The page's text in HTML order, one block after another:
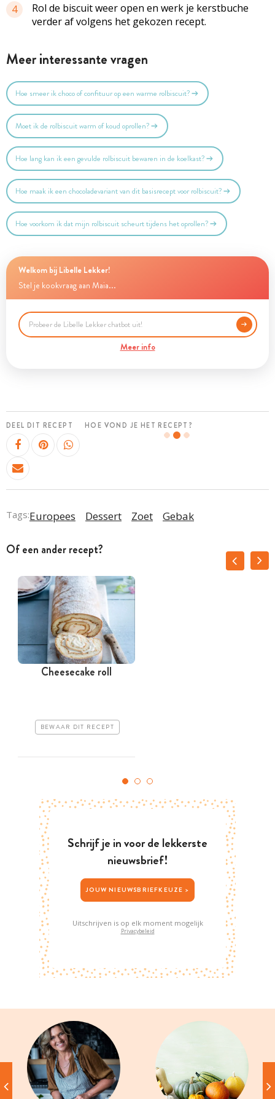
4
Rol de biscuit weer open en werk je kerstbuche
verder af volgens het gekozen recept.
Meer interessante vragen
Hoe smeer ik choco of confituur op een warme rolbiscuit?
Moet ik de rolbiscuit warm of koud oprollen?
Hoe lang kan ik een gevulde rolbiscuit bewaren in de koelkast?
Hoe maak ik een chocoladevariant van dit basisrecept voor rolbiscuit?
Hoe voorkom ik dat mijn rolbiscuit scheurt tijdens het oprollen?
Welkom bij Libelle Lekker!
Stel je kookvraag aan Maia...
Meer info
DEEL DIT RECEPT HOE VOND JE HET RECEPT?
Tags:Europees Dessert Zoet Gebak
Of een ander recept?
Cheesecake roll
BEWAAR DIT RECEPT
Schrijf je in voor de lekkerste
nieuwsbrief!
JOUW NIEUWSBRIEFKEUZE >
Uitschrijven is op elk moment mogelijk
Privacybeleid